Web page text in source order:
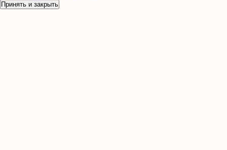
Принять и закрыть